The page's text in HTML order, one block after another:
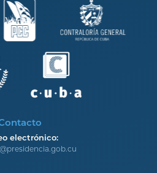
electrónico: